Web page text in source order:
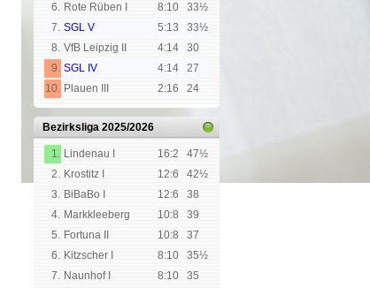
6. Rote Rüben I 8:10
33½
7. SGL V 5:13
33½
8. VfB Leipzig II 4:14
30
9. SGL IV 4:14
27
10. Plauen III 2:16 24
Bezirksliga 2025/2026
1. Lindenau I 16:2
47½
2. Krostitz I 12:6
42½
3. BiBaBo I 12:6
38
4. Markkleeberg 10:8
39
5. Fortuna II 10:8
37
6. Kitzscher I 8:10
35½
7. Naunhof I 8:10
35